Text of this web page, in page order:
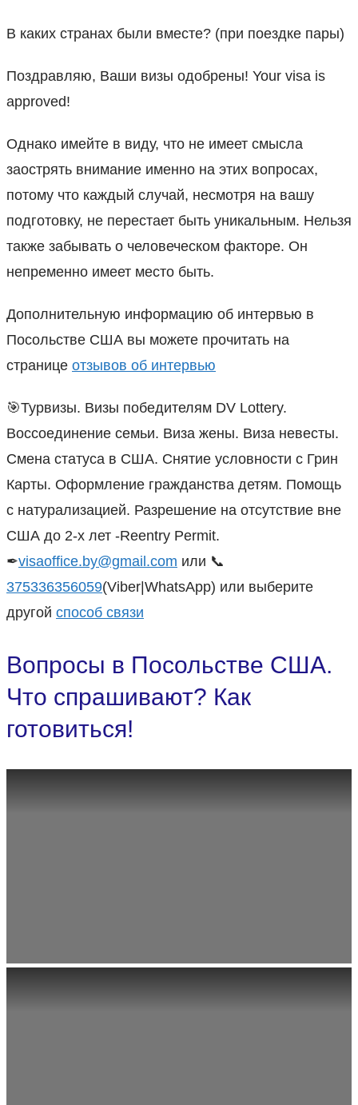
В каких странах были вместе? (при поездке пары)
Поздравляю, Ваши визы одобрены! Your visa is
approved!
Однако имейте в виду, что не имеет смысла
заострять внимание именно на этих вопросах,
потому что каждый случай, несмотря на вашу
подготовку, не перестает быть уникальным. Нельзя
также забывать о человеческом факторе. Он
непременно имеет место быть.
Дополнительную информацию об интервью в
Посольстве США вы можете прочитать на
странице отзывов об интервью
🎯Турвизы. Визы победителям DV Lottery.
Воссоединение семьи. Виза жены. Виза невесты.
Смена статуса в США. Снятие условности с Грин
Карты. Оформление гражданства детям. Помощь
с натурализацией. Разрешение на отсутствие вне
США до 2-х лет -Reentry Permit.
✒visaoffice.by@gmail.com или 📞
375336356059(Viber|WhatsApp) или выберите
другой способ связи
Вопросы в Посольстве США.
Что спрашивают? Как
готовиться!